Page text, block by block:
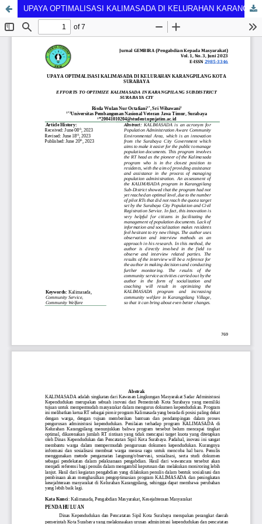
UPAYA OPTIMALISASI KALIMASADA DI KELURAHAN KARANGPILANG KOTA SURABAYA